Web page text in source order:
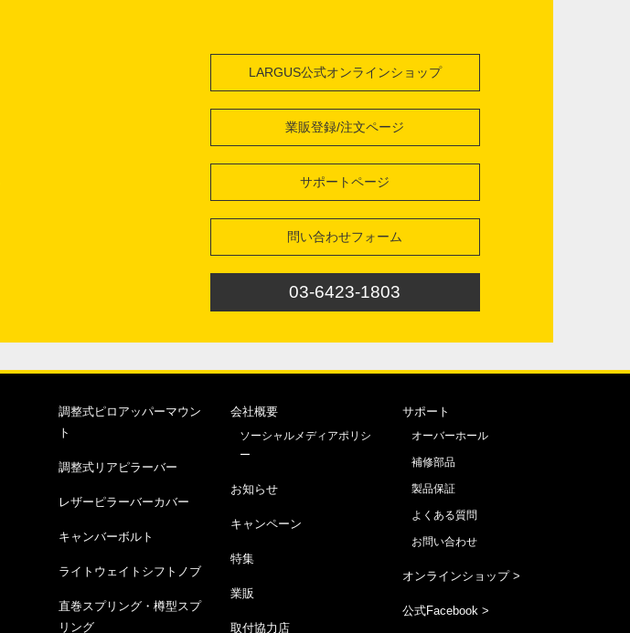
LARGUS公式オンラインショップ
業販登録/注文ページ
サポートページ
問い合わせフォーム
03-6423-1803
調整式ピロアッパーマウン
ト
調整式リアピラーバー
レザーピラーバーカバー
キャンバーボルト
ライトウェイトシフトノブ
直巻スプリング・樽型スプ
リング
会社概要
ソーシャルメディアポリシ
ー
お知らせ
キャンペーン
特集
業販
取付協力店
サポート
オーバーホール
補修部品
製品保証
よくある質問
お問い合わせ
オンラインショップ >
公式Facebook >